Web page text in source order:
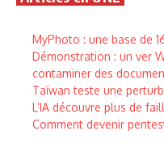
MyPhoto : une base de
Démonstration : un ver
contaminer des
Taïwan teste une
L’IA découvre plus de
Comment devenir